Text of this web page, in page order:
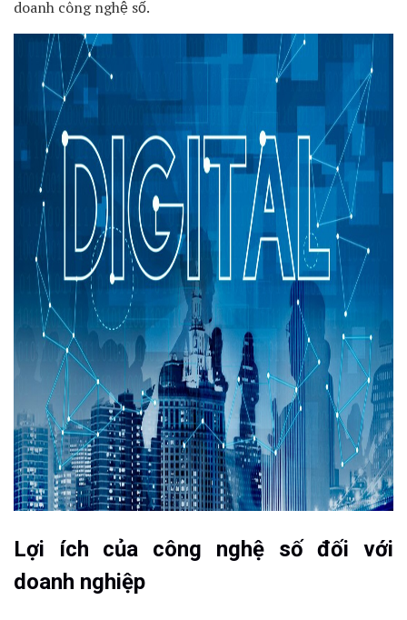
doanh công nghệ số.
Lợi ích của công nghệ số đối với
doanh nghiệp